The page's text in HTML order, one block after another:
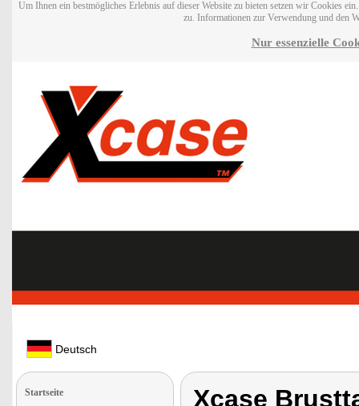
Um Ihnen ein bestmögliches Erlebnis auf dieser Website zu bieten setzen wir Cookies
zu. Informationen zur Verwendung und den
Nur essenzielle
Deutsch
Startseite
Xcase